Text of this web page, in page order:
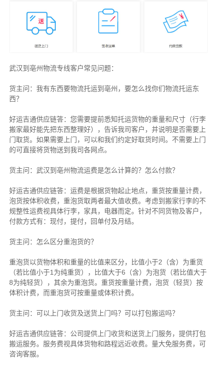
武汉到亳州物流专线客户常见问题：
货主问：我有东西要物流托运到亳州，要怎么找你们物流托运东
西？
好运吉通供应链答：您需要提前悉知托运货物的重量和尺寸（行李
搬家最好能先把东西整理好），告诉我司客户，并说明是否需要上
门取货。如果需要上门，可以和我们约定好取货时间。不需要上门
的可直接将货物送到我司各网点。
货主问：武汉到亳州物流运费是怎么计算的？怎么付款？
好运吉通供应链答：运费是根据货物起止地点，重货按重量计费，
泡货按体积收费，重泡货取两者最大值收费。考虑到搬家行李的不
规整性运费视具体行李，家具，电器而定。针对不同货物及客户，
付款方式有：现付，提付，回单付及月结。
货主问：怎么区分重泡货的？
重泡货以货物体积和重量的比值来区分，比值小于2（含）为重货
（若比值小于1为纯重货），比值大于6（含）为泡货（若比值大于
8为纯轻货），其余为重泡货。重货按重量计费，泡货（轻货）按
体积计费，而重泡货可按重量或体积计费。
货主问：可以上门收货及送货上门吗？可以打包搬运吗？
好运吉通供应链答：公司提供上门收货和送货上门服务，提供打包
搬运服务。服务费视具体货物和路程远近收费。量大免服务费，可
咨询客服。